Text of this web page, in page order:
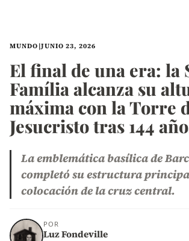
MUNDO |JUNIO 23, 2026
El final de una era: la
Família alcanza su
máxima con la Torre
Jesucristo tras 144
La emblemática basílica de
completó su estructura
colocación de la cruz central.
POR
Luz Fondeville